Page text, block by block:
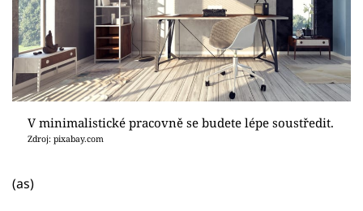
V minimalistické pracovně se budete lépe soustředit.
Zdroj: pixabay.com
(as)